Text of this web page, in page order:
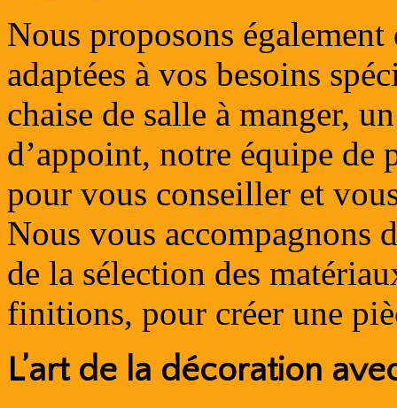
Nous proposons
adaptées à vos besoins
chaise de salle à manger,
d’appoint, notre équipe de
pour vous conseiller et
Nous vous accompagnons
de la sélection des
finitions, pour créer une
L’art de la décoration